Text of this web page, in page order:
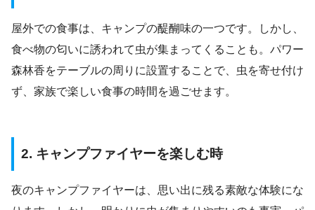
屋外での食事は、キャンプの醍醐味の一つです。しかし、
食べ物の匂いに誘われて虫が集まってくることも。パワー
森林香をテーブルの周りに設置することで、虫を寄せ付け
ず、家族で楽しい食事の時間を過ごせます。
2. キャンプファイヤーを楽しむ時
夜のキャンプファイヤーは、思い出に残る素敵な体験にな